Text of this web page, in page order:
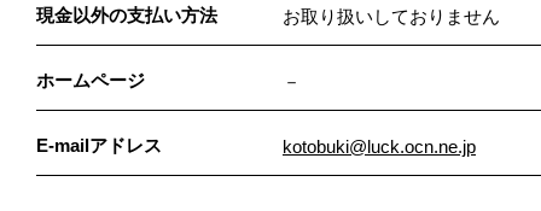
現金以外の支払い方法 お取り扱いしておりません
ホームページ －
E-mailアドレス kotobuki@luck.ocn.ne.jp